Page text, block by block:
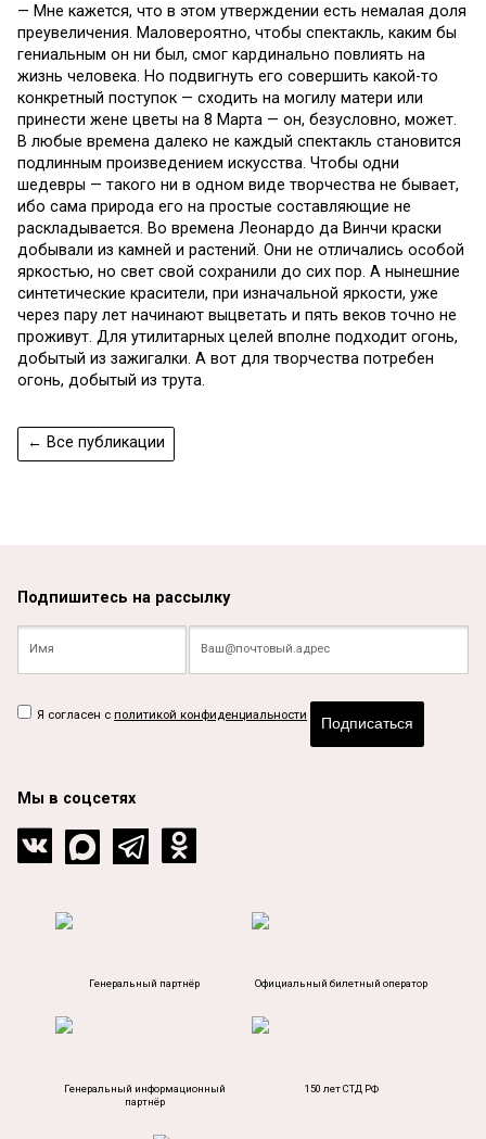
— Мне кажется, что в этом утверждении есть немалая доля
преувеличения. Маловероятно, чтобы спектакль, каким бы
гениальным он ни был, смог кардинально повлиять на
жизнь человека. Но подвигнуть его совершить какой-то
конкретный поступок — сходить на могилу матери или
принести жене цветы на 8 Марта — он, безусловно, может.
В любые времена далеко не каждый спектакль становится
подлинным произведением искусства. Чтобы одни
шедевры — такого ни в одном виде творчества не бывает,
ибо сама природа его на простые составляющие не
раскладывается. Во времена Леонардо да Винчи краски
добывали из камней и растений. Они не отличались особой
яркостью, но свет свой сохранили до сих пор. А нынешние
синтетические красители, при изначальной яркости, уже
через пару лет начинают выцветать и пять веков точно не
проживут. Для утилитарных целей вполне подходит огонь,
добытый из зажигалки. А вот для творчества потребен
огонь, добытый из трута.
← Все публикации
Подпишитесь на рассылку
Я согласен с политикой конфиденциальности
Подписаться
Мы в соцсетях
Генеральный партнёр Официальный билетный оператор
Генеральный информационный
партнёр
150 лет СТД РФ